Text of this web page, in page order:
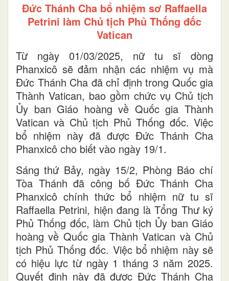
Đức Thánh Cha bổ nhiệm sơ Raffaella
Petrini làm Chủ tịch Phủ Thống đốc
Vatican
Từ ngày 01/03/2025, nữ tu sĩ dòng
Phanxicô sẽ đảm nhận các nhiệm vụ mà
Đức Thánh Cha đã chỉ định trong Quốc gia
Thành Vatican, bao gồm chức vụ Chủ tịch
Ủy ban Giáo hoàng về Quốc gia Thành
Vatican và Chủ tịch Phủ Thống đốc. Việc
bổ nhiệm này đã được Đức Thánh Cha
Phanxicô cho biết vào ngày 19/1.
Sáng thứ Bảy, ngày 15/2, Phòng Báo chí
Tòa Thánh đã công bố Đức Thánh Cha
Phanxicô chính thức bổ nhiệm nữ tu sĩ
Raffaella Petrini, hiện đang là Tổng Thư ký
Phủ Thống đốc, làm Chủ tịch Ủy ban Giáo
hoàng về Quốc gia Thành Vatican và Chủ
tịch Phủ Thống đốc. Việc bổ nhiệm này sẽ
có hiệu lực từ ngày 1 tháng 3 năm 2025.
Quyết định này đã được Đức Thánh Cha